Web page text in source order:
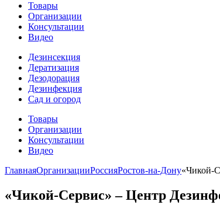
Товары
Организации
Консультации
Видео
Дезинсекция
Дератизация
Дезодорация
Дезинфекция
Сад и огород
Товары
Организации
Консультации
Видео
ГлавнаяОрганизацииРоссияРостов-на-Дону«Чикой-
«Чикой-Сервис» – Центр